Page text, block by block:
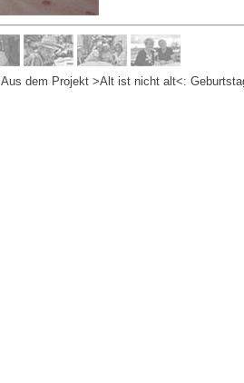
Aus dem Projekt >Alt ist nicht alt<: